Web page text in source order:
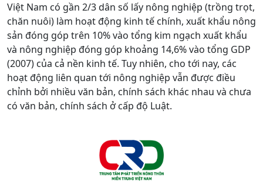
Việt Nam có gần 2/3 dân số lấy nông nghiệp (trồng trọt,
chăn nuôi) làm hoạt động kinh tế chính, xuất khẩu nông
sản đóng góp trên 10% vào tổng kim ngạch xuất khẩu
và nông nghiệp đóng góp khoảng 14,6% vào tổng GDP
(2007) của cả nền kinh tế. Tuy nhiên, cho tới nay, các
hoạt động liên quan tới nông nghiệp vẫn được điều
chỉnh bởi nhiều văn bản, chính sách khác nhau và chưa
có văn bản, chính sách ở cấp độ Luật.